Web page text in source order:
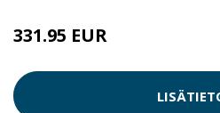
331.95 EUR